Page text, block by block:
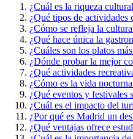
¿Cuál es la riqueza
¿Qué tipos de actividades
¿Cómo se refleja la
¿Qué hace única la
¿Cuáles son los platos
¿Dónde probar la mejor
¿Qué actividades
¿Cómo es la vida
¿Qué eventos y festivales
¿Cuál es el impacto del
¿Por qué es Madrid un
¿Qué ventajas ofrece